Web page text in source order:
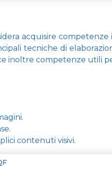
acquisire
tecniche di
inoltre competenze utili
contenuti visivi.